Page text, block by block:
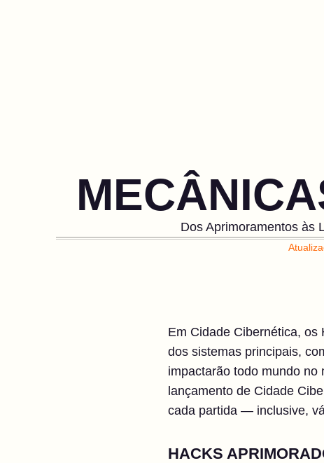
Dos Aprimoramentos às
Em Cidade Cibernética,
dos sistemas principais,
impactarão todo mundo no
lançamento de Cidade
cada partida — inclusive,
HACKS